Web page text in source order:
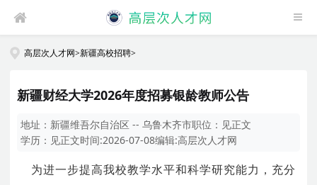
高层次人才网>新疆高校招聘>
新疆财经大学2026年度招募银龄教师公告
地址： 新疆维吾尔自治区 -- 乌鲁木齐市职位： 见正文
学历： 见正文时间:2026-07-08编辑:高层次人才网
为进一步提高我校教学水平和科学研究能力，充分